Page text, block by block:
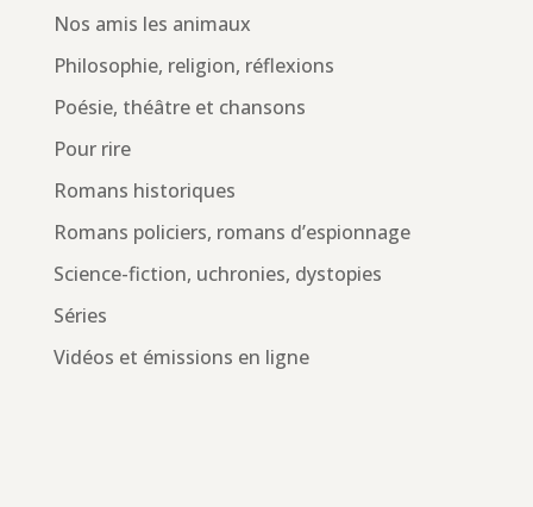
Nos amis les animaux
Philosophie, religion, réflexions
Poésie, théâtre et chansons
Pour rire
Romans historiques
Romans policiers, romans d’espionnage
Science-fiction, uchronies, dystopies
Séries
Vidéos et émissions en ligne